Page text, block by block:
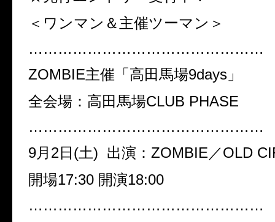
＜ワンマン＆主催ツーマン＞
…………………………………………
ZOMBIE主催「高田馬場9days」
全会場：高田馬場CLUB PHASE
…………………………………………
9月2日(土) 出演：ZOMBIE／OLD
開場17:30 開演18:00
…………………………………………